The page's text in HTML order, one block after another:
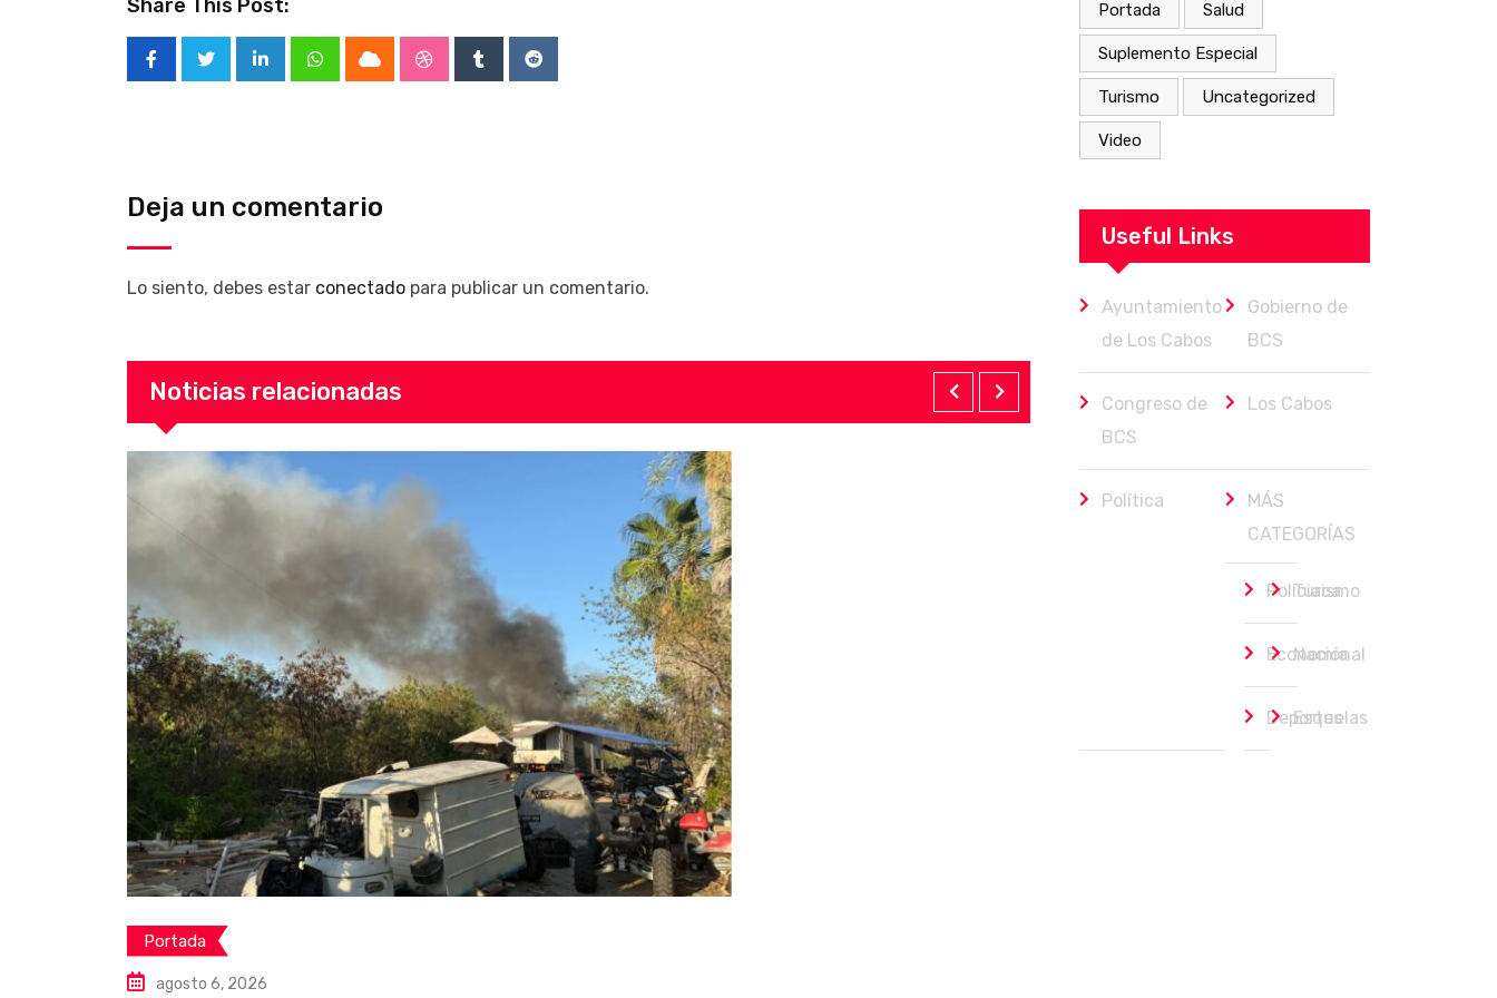
Share This Post:
LinkedInWhatsappCloud StumbleUpon
TumblrReddit
Deja un comentario
Lo siento, debes estar conectado para publicar un comentario.
Noticias relacionadas
Portada
agosto 6, 2026
Portada Salud
Suplemento Especial
Turismo Uncategorized
Video
Useful Links
Ayuntamiento
de Los Cabos
Gobierno de
BCS
Congreso de
BCS
Los Cabos
Política
MÁS
CATEGORÍAS
Policiaca
Turismo
Economía
Nacional
Deportes
Esquelas